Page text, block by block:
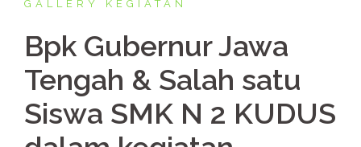
GALLERY KEGIATAN
Bpk Gubernur Jawa
Tengah & Salah satu
Siswa SMK N 2 KUDUS